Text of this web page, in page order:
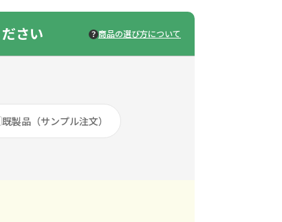
その他
ボトルティッシュ
アロマ・フレグランス
コースター
ホイッスル
マスク
・ティ
除菌液
ッズ
生分解性素材
子供向け抽選会セット
冬のノベルティ
さい 商品の選び方について
既製品（サンプル注文）